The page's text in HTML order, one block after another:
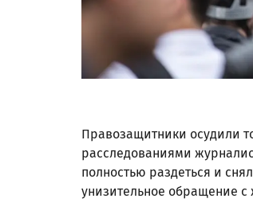
Правозащитники осудили
расследованиями
полностью раздеться и
унизительное обращение с